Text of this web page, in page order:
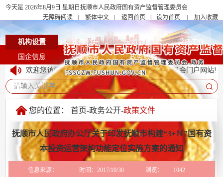
今天是 2026年8月9日 星期日 抚顺市人民政府国有资产监督管理委员会
无障碍阅读
繁体中文 返回首页 设为首页 加入收藏
机构设置 政务公开 国资监管
党建工作
国企信息
办事服务
政务服务
欢迎您访问抚顺市人民政府国有资产监督管理委员会门户网站!
请输入关键字
您的位置： 首页-政务公开-政策文件
抚顺市人民政府办公厅关于印发抚顺市构建“3+Ｎ”国有资
本投资运营架构功能定位实施方案的通知
信息来源： 时间：2017/10/30 浏览： 1042